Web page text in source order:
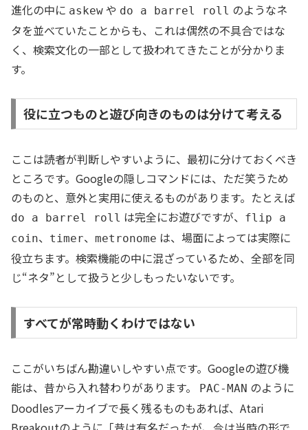
進化の中に askew や do a barrel roll のようなネ
タを並べていたことからも、これは偶然の不具合ではな
く、検索文化の一部として扱われてきたことが分かりま
す。
役に立つものと遊び向きのものは分けて考える
ここは読者が判断しやすいように、最初に分けておくべき
ところです。Googleの隠しコマンドには、ただ笑うため
のものと、意外と実用に使えるものがあります。たとえば
do a barrel roll は完全にお遊びですが、 flip a
coin、 timer、 metronome は、場面によっては実際に
役立ちます。検索機能の中に混ざっているため、全部を同
じ“ネタ”として扱うと少しもったいないです。
すべてが常時動くわけではない
ここがいちばん勘違いしやすい点です。Googleの遊び機
能は、昔から入れ替わりがあります。
PAC-MAN のように
Doodlesアーカイブで長く残るものもあれば、Atari